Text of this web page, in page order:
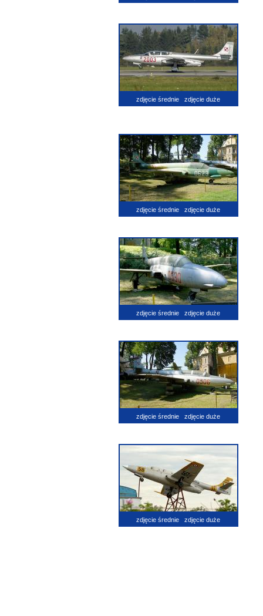
zdjęcie średnie zdjęcie duże
zdjęcie średnie zdjęcie duże
zdjęcie średnie zdjęcie duże
zdjęcie średnie zdjęcie duże
zdjęcie średnie zdjęcie duże